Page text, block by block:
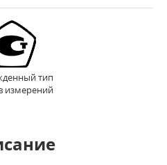
тип
измерений